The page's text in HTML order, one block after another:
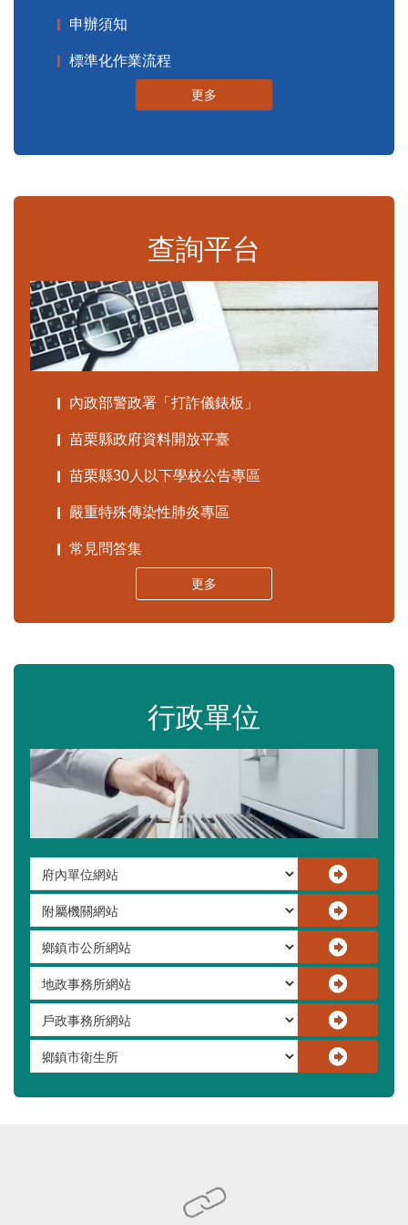
申辦須知
標準化作業流程
更多
查詢平台
內政部警政署「打詐儀錶板」
苗栗縣政府資料開放平臺
苗栗縣30人以下學校公告專區
嚴重特殊傳染性肺炎專區
常見問答集
更多
行政單位